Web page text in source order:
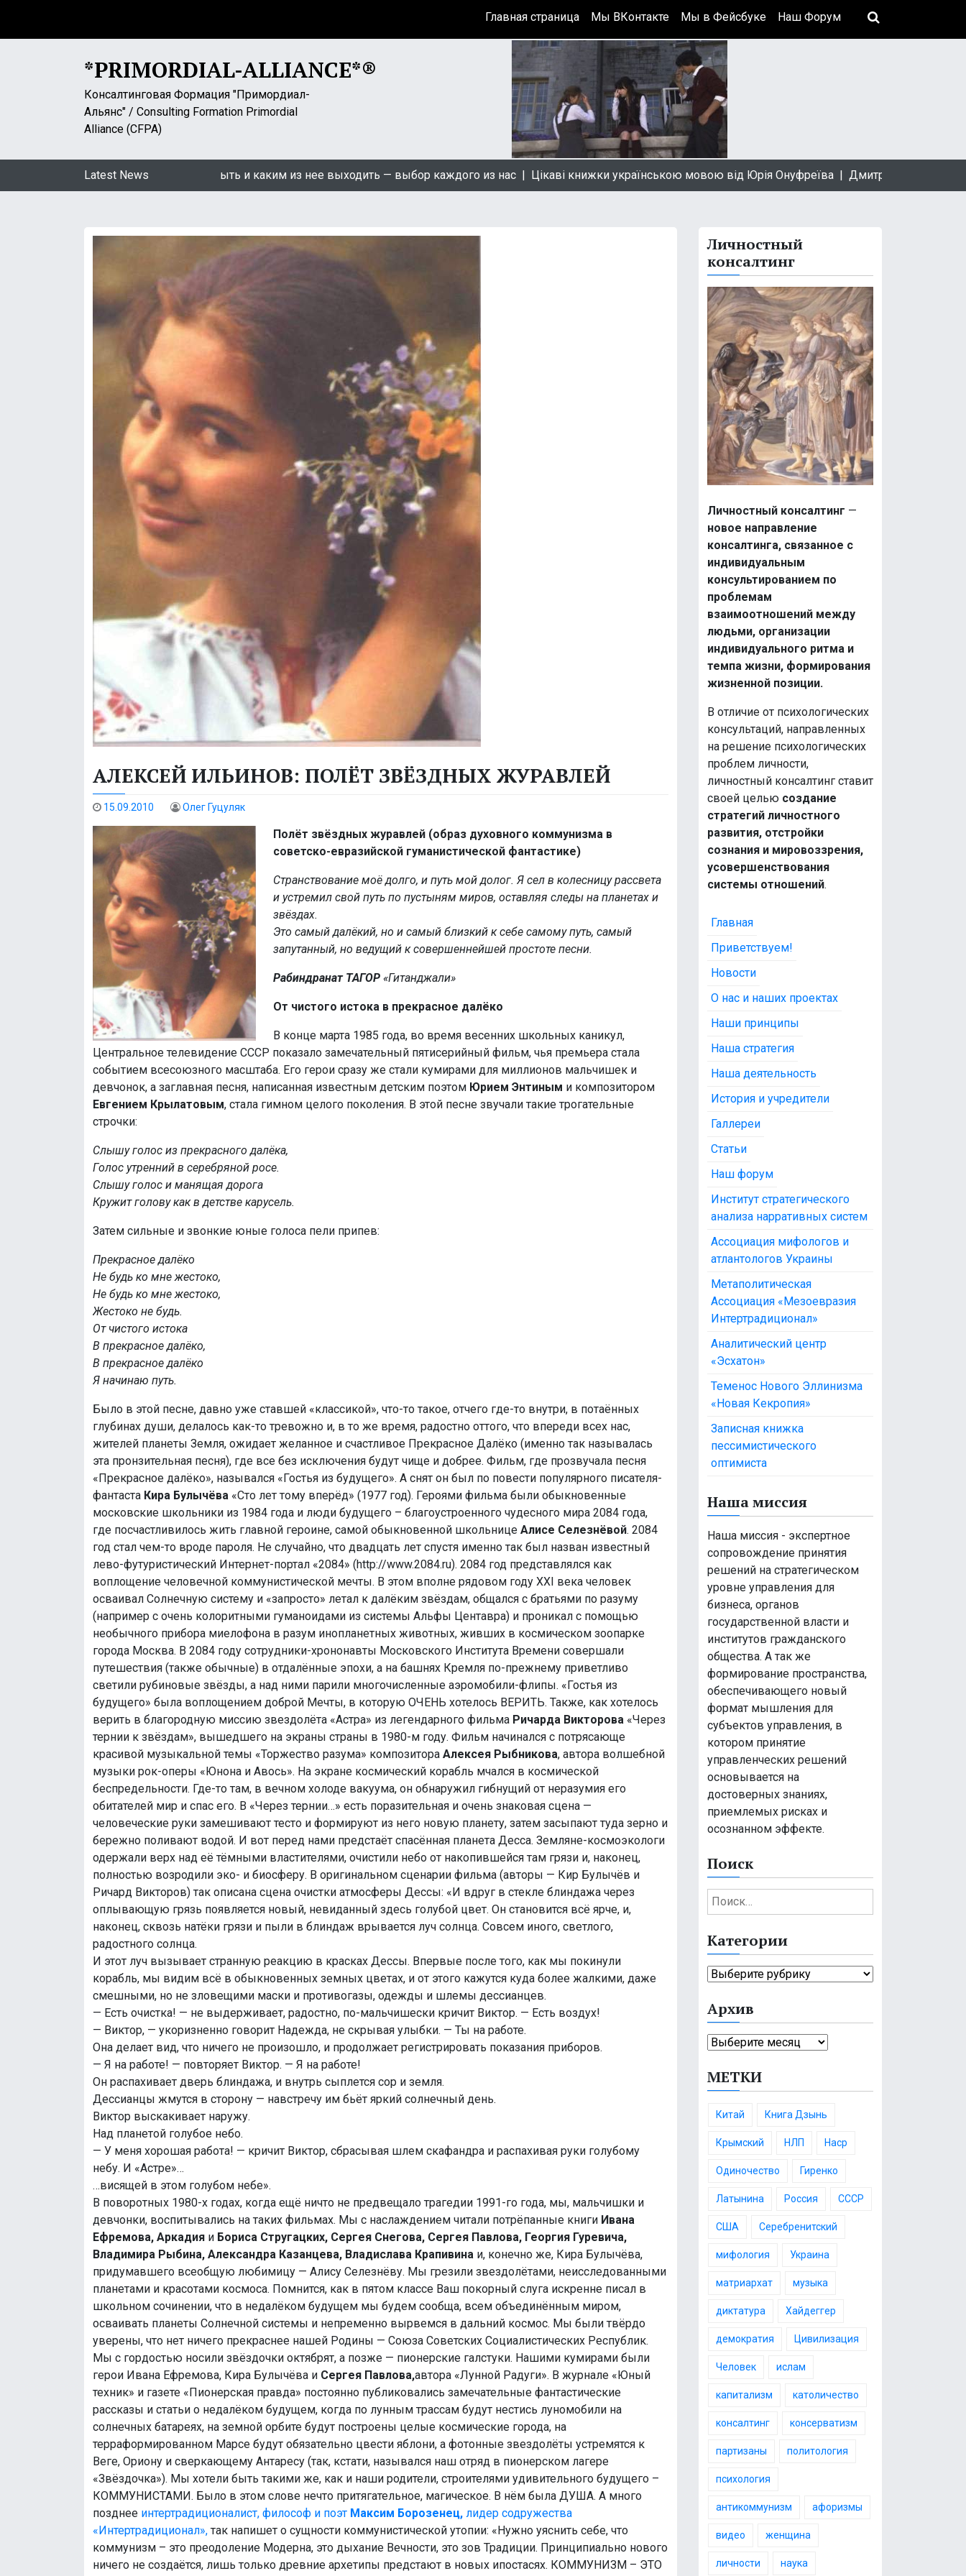
i
t
Главная страница Мы ВКонтакте Мы в Фейсбуке Наш Форум
*PRIMORDIAL-ALLIANCE*®
Консалтинговая Формация "Примордиал-
Альянс" / Consulting Formation Primordial
Alliance (CFPA)
Latest News
«Самоизоляция». Какой ей быть и каким из нее выходить — выбор каждого из нас |Цікаві книжки українською мовою від Юрія Онуфреїва |Дмитрий Быков: За
АЛЕКСЕЙ ИЛЬИНОВ: ПОЛЁТ ЗВЁЗДНЫХ ЖУРАВЛЕЙ
15.09.2010 Олег Гуцуляк
Полёт звёздных журавлей (образ духовного коммунизма в
советско-евразийской гуманистической фантастике)
Странствование моё долго, и путь мой долог. Я сел в колесницу рассвета
и устремил свой путь по пустыням миров, оставляя следы на планетах и
звёздах.
Это самый далёкий, но и самый близкий к себе самому путь, самый
запутанный, но ведущий к совершеннейшей простоте песни.
Рабиндранат ТАГОР «Гитанджали»
От чистого истока в прекрасное далёко
В конце марта 1985 года, во время весенних школьных каникул,
Центральное телевидение СССР показало замечательный пятисерийный фильм, чья премьера стала
событием всесоюзного масштаба. Его герои сразу же стали кумирами для миллионов мальчишек и
девчонок, а заглавная песня, написанная известным детским поэтом Юрием Энтиным и композитором
Евгением Крылатовым, стала гимном целого поколения. В этой песне звучали такие трогательные
строчки:
Слышу голос из прекрасного далёка,
Голос утренний в серебряной росе.
Слышу голос и манящая дорога
Кружит голову как в детстве карусель.
Затем сильные и звонкие юные голоса пели припев:
Прекрасное далёко
Не будь ко мне жестоко,
Не будь ко мне жестоко,
Жестоко не будь.
От чистого истока
В прекрасное далёко,
В прекрасное далёко
Я начинаю путь.
Было в этой песне, давно уже ставшей «классикой», что-то такое, отчего где-то внутри, в потаённых
глубинах души, делалось как-то тревожно и, в то же время, радостно оттого, что впереди всех нас,
жителей планеты Земля, ожидает желанное и счастливое Прекрасное Далёко (именно так называлась
эта пронзительная песня), где все без исключения будут чище и добрее. Фильм, где прозвучала песня
«Прекрасное далёко», назывался «Гостья из будущего». А снят он был по повести популярного писателя-
фантаста Кира Булычёва «Сто лет тому вперёд» (1977 год). Героями фильма были обыкновенные
московские школьники из 1984 года и люди будущего – благоустроенного чудесного мира 2084 года,
где посчастливилось жить главной героине, самой обыкновенной школьнице Алисе Селезнёвой. 2084
год стал чем-то вроде пароля. Не случайно, что двадцать лет спустя именно так был назван известный
лево-футуристический Интернет-портал «2084» (http://www.2084.ru). 2084 год представлялся как
воплощение человечной коммунистической мечты. В этом вполне рядовом году XXI века человек
осваивал Солнечную систему и «запросто» летал к далёким звёздам, общался с братьями по разуму
(например с очень колоритными гуманоидами из системы Альфы Центавра) и проникал с помощью
необычного прибора миелофона в разум инопланетных животных, живших в космическом зоопарке
города Москва. В 2084 году сотрудники-хрононавты Московского Института Времени совершали
путешествия (также обычные) в отдалённые эпохи, а на башнях Кремля по-прежнему приветливо
светили рубиновые звёзды, а над ними парили многочисленные аэромобили-флипы. «Гостья из
будущего» была воплощением доброй Мечты, в которую ОЧЕНЬ хотелось ВЕРИТЬ. Также, как хотелось
верить в благородную миссию звездолёта «Астра» из легендарного фильма Ричарда Викторова «Через
тернии к звёздам», вышедшего на экраны страны в 1980-м году. Фильм начинался с потрясающе
красивой музыкальной темы «Торжество разума» композитора Алексея Рыбникова, автора волшебной
музыки рок-оперы «Юнона и Авось». На экране космический корабль мчался в космической
беспредельности. Где-то там, в вечном холоде вакуума, он обнаружил гибнущий от неразумия его
обитателей мир и спас его. В «Через тернии…» есть поразительная и очень знаковая сцена —
человеческие руки замешивают тесто и формируют из него новую планету, затем засыпают туда зерно и
бережно поливают водой. И вот перед нами предстаёт спасённая планета Десса. Земляне-космоэкологи
одержали верх над её тёмными властителями, очистили небо от накопившейся там грязи и, наконец,
полностью возродили эко- и биосферу. В оригинальном сценарии фильма (авторы — Кир Булычёв и
Ричард Викторов) так описана сцена очистки атмосферы Дессы: «И вдруг в стекле блиндажа через
оплывающую грязь появляется новый, невиданный здесь голубой цвет. Он становится всё ярче, и,
наконец, сквозь натёки грязи и пыли в блиндаж врывается луч солнца. Совсем иного, светлого,
радостного солнца.
И этот луч вызывает странную реакцию в красках Дессы. Впервые после того, как мы покинули
корабль, мы видим всё в обыкновенных земных цветах, и от этого кажутся куда более жалкими, даже
смешными, но не зловещими маски и противогазы, одежды и шлемы дессианцев.
— Есть очистка! — не выдерживает, радостно, по-мальчишески кричит Виктор. — Есть воздух!
— Виктор, — укоризненно говорит Надежда, не скрывая улыбки. — Ты на работе.
Она делает вид, что ничего не произошло, и продолжает регистрировать показания приборов.
— Я на работе! — повторяет Виктор. — Я на работе!
Он распахивает дверь блиндажа, и внутрь сыплется сор и земля.
Дессианцы жмутся в сторону — навстречу им бьёт яркий солнечный день.
Виктор выскакивает наружу.
Над планетой голубое небо.
— У меня хорошая работа! — кричит Виктор, сбрасывая шлем скафандра и распахивая руки голубому
небу. И «Астре»…
…висящей в этом голубом небе».
В поворотных 1980-х годах, когда ещё ничто не предвещало трагедии 1991-го года, мы, мальчишки и
девчонки, воспитывались на таких фильмах. Мы с наслаждением читали потрёпанные книги Ивана
Ефремова, Аркадия и Бориса Стругацких, Сергея Снегова, Сергея Павлова, Георгия Гуревича,
Владимира Рыбина, Александра Казанцева, Владислава Крапивина и, конечно же, Кира Булычёва,
придумавшего всеобщую любимицу — Алису Селезнёву. Мы грезили звездолётами, неисследованными
планетами и красотами космоса. Помнится, как в пятом классе Ваш покорный слуга искренне писал в
школьном сочинении, что в недалёком будущем мы будем сообща, всем объединённым миром,
осваивать планеты Солнечной системы и непременно вырвемся в дальний космос. Мы были твёрдо
уверены, что нет ничего прекраснее нашей Родины — Союза Советских Социалистических Республик.
Мы с гордостью носили звёздочки октябрят, а позже — пионерские галстуки. Нашими кумирами были
герои Ивана Ефремова, Кира Булычёва и Сергея Павлова,автора «Лунной Радуги». В журнале «Юный
техник» и газете «Пионерская правда» постоянно публиковались замечательные фантастические
рассказы и статьи о недалёком будущем, когда по лунным трассам будут нестись луномобили на
солнечных батареях, на земной орбите будут построены целые космические города, на
терраформированном Марсе будут обязательно цвести яблони, а фотонные звездолёты устремятся к
Веге, Ориону и сверкающему Антаресу (так, кстати, назывался наш отряд в пионерском лагере
«Звёздочка»). Мы хотели быть такими же, как и наши родители, строителями удивительного будущего –
КОММУНИСТАМИ. Было в этом слове нечто притягательное, магическое. В нём была ДУША. А много
позднее интертрадиционалист, философ и поэт Максим Борозенец, лидер содружества
«Интертрадиционал», так напишет о сущности коммунистической утопии: «Нужно уяснить себе, что
коммунизм – это преодоление Модерна, это дыхание Вечности, это зов Традиции. Принципиально нового
ничего не создаётся, лишь только древние архетипы предстают в новых ипостасях. КОММУНИЗМ – ЭТО
Личностный
консалтинг
Личностный консалтинг —
новое направление
консалтинга, связанное с
индивидуальным
консультированием по
проблемам
взаимоотношений между
людьми, организации
индивидуального ритма и
темпа жизни, формирования
жизненной позиции.
В отличие от психологических
консультаций, направленных
на решение психологических
проблем личности,
личностный консалтинг ставит
своей целью создание
стратегий личностного
развития, отстройки
сознания и мировоззрения,
усовершенствования
системы отношений.
Главная
Приветствуем!
Новости
О нас и наших проектах
Наши принципы
Наша стратегия
Наша деятельность
История и учредители
Галлереи
Статьи
Наш форум
Институт стратегического
анализа нарративных систем
Ассоциация мифологов и
атлантологов Украины
Метаполитическая
Ассоциация «Мезоевразия
Интертрадиционал»
Аналитический центр
«Эсхатон»
Теменос Нового Эллинизма
«Новая Кекропия»
Записная книжка
пессимистического
оптимиста
Наша миссия
Наша миссия - экспертное
сопровождение принятия
решений на стратегическом
уровне управления для
бизнеса, органов
государственной власти и
институтов гражданского
общества. А так же
формирование пространства,
обеспечивающего новый
формат мышления для
субъектов управления, в
котором принятие
управленческих решений
основывается на
достоверных знаниях,
приемлемых рисках и
осознанном эффекте.
Поиск
Н
а
т
и
:
Категории
К
т
е
р
и
Архив
А
х
и
МЕТКИ
Китай Книга Дзынь
Крымский НЛП Наср
Одиночество Гиренко
Латынина Россия СССР
США Серебренитский
мифология Украина
матриархат музыка
диктатура Хайдеггер
демократия Цивилизация
Человек ислам
капитализм католичество
консалтинг консерватизм
партизаны политология
психология
антикоммунизм афоризмы
видео женщина
личности наука